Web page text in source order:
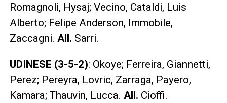
Romagnoli, Hysaj; Vecino, Cataldi, Luis
Alberto; Felipe Anderson, Immobile,
Zaccagni. All. Sarri.
UDINESE (3-5-2): Okoye; Ferreira, Giannetti,
Perez; Pereyra, Lovric, Zarraga, Payero,
Kamara; Thauvin, Lucca. All. Cioffi.